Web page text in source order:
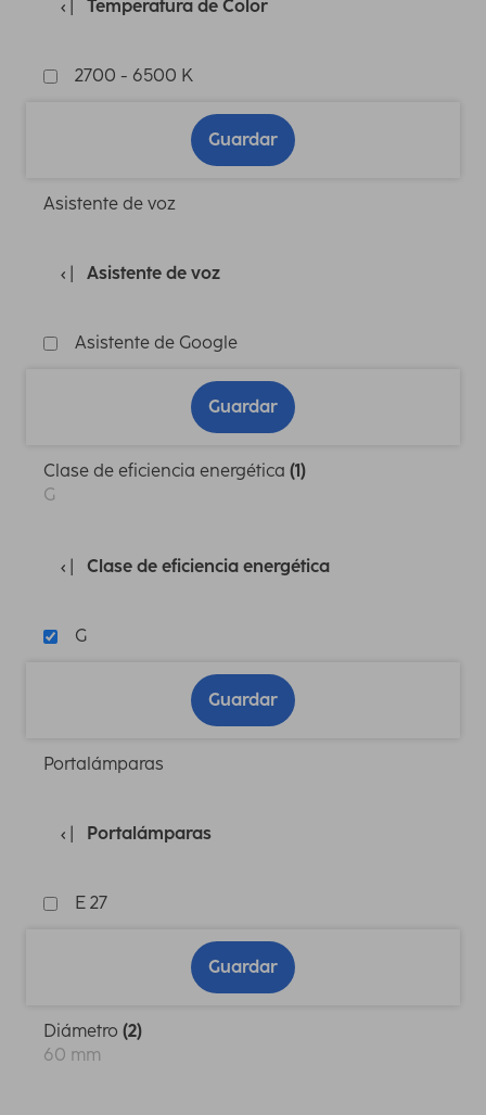
Temperatura de Color
2700 - 6500 K
Guardar
Asistente de voz
Asistente de voz
Asistente de Google
Guardar
Clase de eficiencia energética (1)
G
Clase de eficiencia energética
G
Guardar
Portalámparas
Portalámparas
E 27
Guardar
Diámetro (2)
60 mm